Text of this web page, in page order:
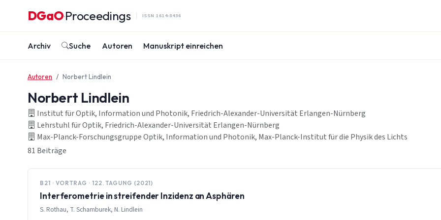
DGaO·Proceedings ISSN 1614-8436
Archiv Suche Autoren Manuskript einreichen
Autoren Norbert Lindlein
Norbert Lindlein
Institut für Optik, Information und Photonik, Friedrich-Alexander-Universität Erlangen-Nürnberg
Lehrstuhl für Optik, Friedrich-Alexander-Universität Erlangen-Nürnberg
Max-Planck-Forschungsgruppe Optik, Information und Photonik, Max-Planck-Institut für die Physik des Lichts
81 Beiträge
B21 · VORTRAG · 122. TAGUNG (2021)
Interferometrie in streifender Inzidenz an Asphären
S. Rothau, T. Schamburek, N. Lindlein